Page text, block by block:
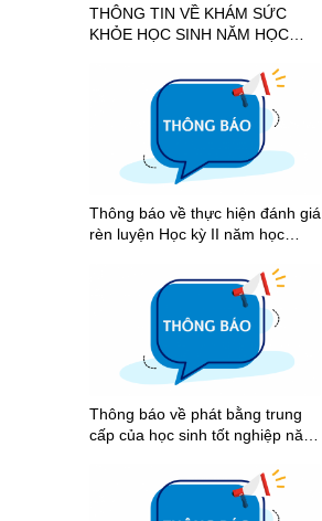
THÔNG TIN VỀ KHÁM SỨC
KHỎE HỌC SINH NĂM HỌC
Thông báo về thực hiện đánh giá
rèn luyện Học kỳ II năm học
Thông báo về phát bằng trung
cấp của học sinh tốt nghiệp năm